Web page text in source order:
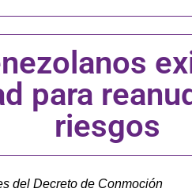
para
riesgos
del Decreto de Conmoción